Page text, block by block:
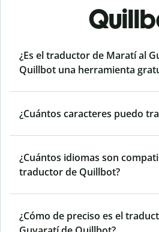
¿Es el traductor de Maratí al
Quillbot una herramienta
¿Cuántos caracteres puedo
¿Cuántos idiomas son
traductor de Quillbot?
¿Cómo de preciso es el